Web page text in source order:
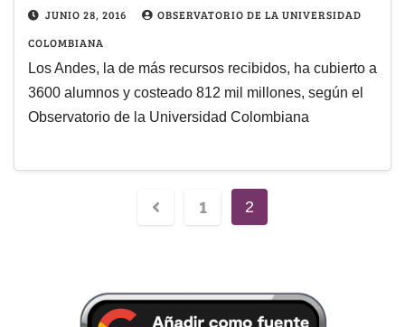
JUNIO 28, 2016
OBSERVATORIO DE LA UNIVERSIDAD
COLOMBIANA
Los Andes, la de más recursos recibidos, ha cubierto a
3600 alumnos y costeado 812 mil millones, según el
Observatorio de la Universidad Colombiana
1 2